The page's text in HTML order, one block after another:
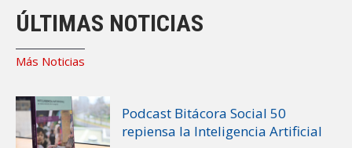
ÚLTIMAS NOTICIAS
Más Noticias
Podcast Bitácora Social 50
repiensa la Inteligencia Artificial